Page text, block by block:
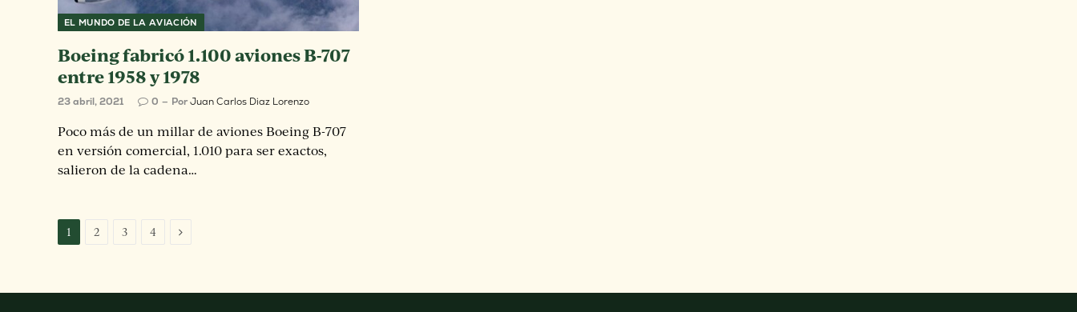
EL MUNDO DE LA AVIACIÓN
Boeing fabricó 1.100 aviones B-707
entre 1958 y 1978
23 abril, 2021 0 PorJuan Carlos Diaz Lorenzo
Poco más de un millar de aviones Boeing B-707
en versión comercial, 1.010 para ser exactos,
salieron de la cadena…
1 2 3 4 Next